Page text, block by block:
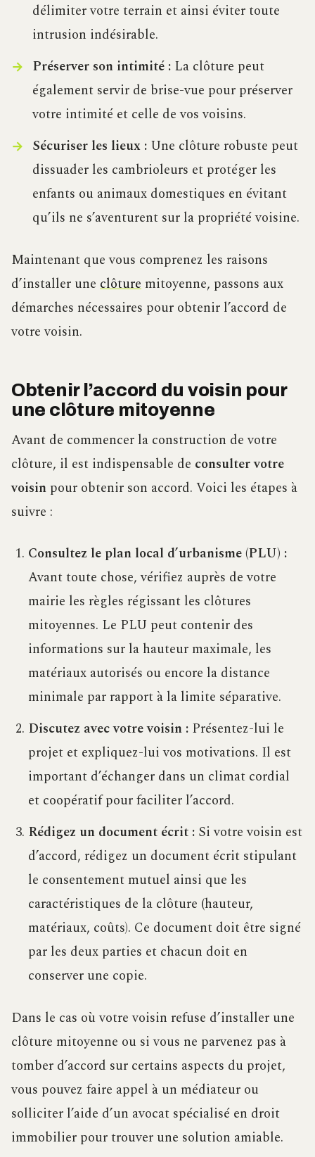
délimiter votre terrain et ainsi éviter toute
intrusion indésirable.
Préserver son intimité :La clôture peut
également servir de brise-vue pour préserver
votre intimité et celle de vos voisins.
Sécuriser les lieux :Une clôture robuste peut
dissuader les cambrioleurs et protéger les
enfants ou animaux domestiques en évitant
qu’ils ne s’aventurent sur la propriété voisine.
Maintenant que vous comprenez les raisons
d’installer une clôture mitoyenne, passons aux
démarches nécessaires pour obtenir l’accord de
votre voisin.
Obtenir l’accord du voisin pour
une clôture mitoyenne
Avant de commencer la construction de votre
clôture, il est indispensable de consulter votre
voisin pour obtenir son accord. Voici les étapes à
suivre :
Consultez le plan local d’urbanisme (PLU) :
Avant toute chose, vérifiez auprès de votre
mairie les règles régissant les clôtures
mitoyennes. Le PLU peut contenir des
informations sur la hauteur maximale, les
matériaux autorisés ou encore la distance
minimale par rapport à la limite séparative.
Discutez avec votre voisin : Présentez-lui le
projet et expliquez-lui vos motivations. Il est
important d’échanger dans un climat cordial
et coopératif pour faciliter l’accord.
Rédigez un document écrit : Si votre voisin est
d’accord, rédigez un document écrit stipulant
le consentement mutuel ainsi que les
caractéristiques de la clôture (hauteur,
matériaux, coûts). Ce document doit être signé
par les deux parties et chacun doit en
conserver une copie.
Dans le cas où votre voisin refuse d’installer une
clôture mitoyenne ou si vous ne parvenez pas à
tomber d’accord sur certains aspects du projet,
vous pouvez faire appel à un médiateur ou
solliciter l’aide d’un avocat spécialisé en droit
immobilier pour trouver une solution amiable.